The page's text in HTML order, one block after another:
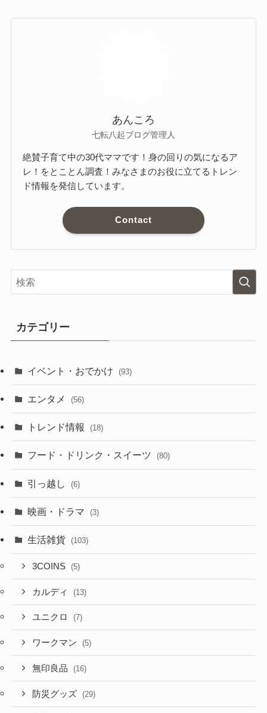
あんころ
七転八起ブログ管理人
絶賛子育て中の30代ママです！身の回りの気になるア
レ！をとことん調査！みなさまのお役に立てるトレン
ド情報を発信しています。
Contact
カテゴリー
イベント・おでかけ (93)
エンタメ (56)
トレンド情報 (18)
フード・ドリンク・スイーツ (80)
引っ越し (6)
映画・ドラマ (3)
生活雑貨 (103)
3COINS (5)
カルディ (13)
ユニクロ (7)
ワークマン (5)
無印良品 (16)
防災グッズ (29)